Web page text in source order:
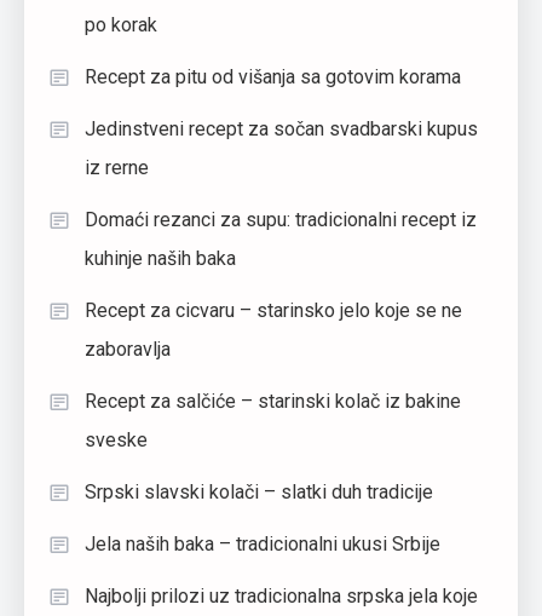
po korak
Recept za pitu od višanja sa gotovim korama
Jedinstveni recept za sočan svadbarski kupus
iz rerne
Domaći rezanci za supu: tradicionalni recept iz
kuhinje naših baka
Recept za cicvaru – starinsko jelo koje se ne
zaboravlja
Recept za salčiće – starinski kolač iz bakine
sveske
Srpski slavski kolači – slatki duh tradicije
Jela naših baka – tradicionalni ukusi Srbije
Najbolji prilozi uz tradicionalna srpska jela koje